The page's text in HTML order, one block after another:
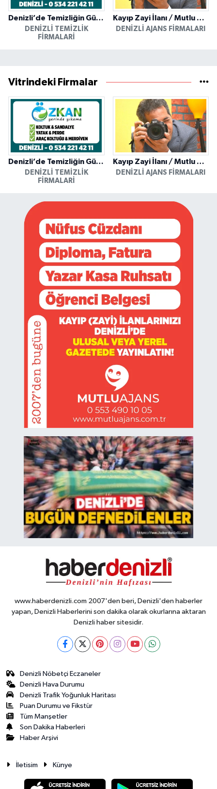
Denizli’de Temizliğin Güvenilir Adresi: Özkan Yerinde Yıkama
DENIZLI TEMIZLIK
FIRMALARI
Kayıp Zayi İlanı / Mutlu Ajans / Denizli
DENIZLI AJANS FIRMALARI
Vitrindeki Firmalar
Denizli’de Temizliğin Güvenilir Adresi: Özkan Yerinde Yıkama
DENIZLI TEMIZLIK
FIRMALARI
Kayıp Zayi İlanı / Mutlu Ajans / Denizli
DENIZLI AJANS FIRMALARI
www.haberdenizli.com 2007'den beri, Denizli'den haberler
yapan, Denizli Haberlerini son dakika olarak okurlarına aktaran
Denizli haber sitesidir.
Denizli Nöbetçi Eczaneler
Denizli Hava Durumu
Denizli Trafik Yoğunluk Haritası
Puan Durumu ve Fikstür
Tüm Manşetler
Son Dakika Haberleri
Haber Arşivi
İletisim Künye